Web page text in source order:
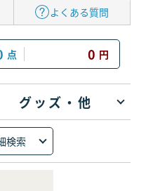
よくある質問
点 0 円
グッズ・他
検索